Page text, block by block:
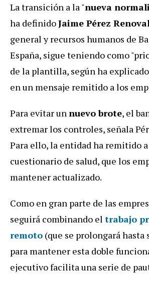
La transición a la "nueva
ha definidoJaime Pérez
general y recursos humanos de
España, sigue teniendo como
de la plantilla, según ha
en un mensaje remitido a los
Para evitar unnuevo brote, el
extremar los controles, señala
Para ello, la entidad ha remitido
cuestionario de salud, que los
mantener actualizado.
Como en gran parte de las
seguirá combinando el trabajo
remoto (que se prolongará hasta
para mantener esta doble
ejecutivo facilita una serie de